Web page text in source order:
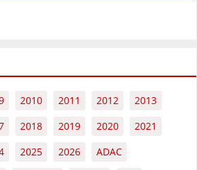
2010 2011 2012
2013
2018 2019 2020
2021
2025 2026
ADAC